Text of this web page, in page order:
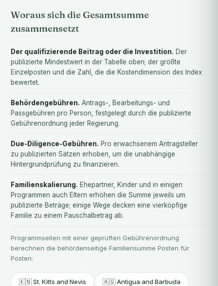
Woraus sich die Gesamtsumme
zusammensetzt
Der qualifizierende Beitrag oder die Investition. Der
publizierte Mindestwert in der Tabelle oben; der größte
Einzelposten und die Zahl, die die Kostendimension des Index
bewertet.
Behördengebühren. Antrags-, Bearbeitungs- und
Passgebühren pro Person, festgelegt durch die publizierte
Gebührenordnung jeder Regierung.
Due-Diligence-Gebühren. Pro erwachsenem Antragsteller
zu publizierten Sätzen erhoben, um die unabhängige
Hintergrundprüfung zu finanzieren.
Familienskalierung. Ehepartner, Kinder und in einigen
Programmen auch Eltern erhöhen die Summe jeweils um
publizierte Beträge; einige Wege decken eine vierköpfige
Familie zu einem Pauschalbetrag ab.
Programmseiten mit einer geprüften Gebührenordnung
berechnen die behördenseitige Familiensumme Posten für
Posten:
🇰🇳 St. Kitts and Nevis 🇦🇬 Antigua and Barbuda